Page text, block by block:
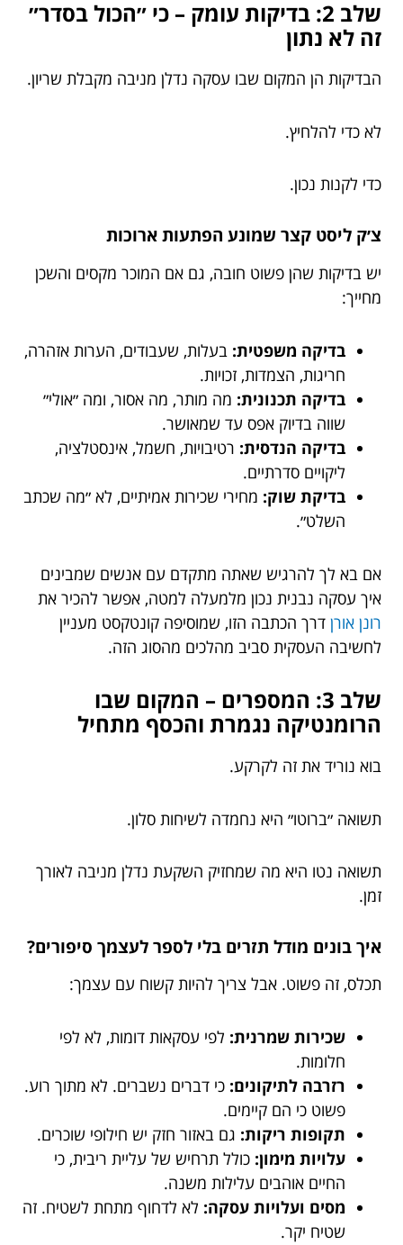
שלב 2: בדיקות עומק – כי ״הכול בסדר״
זה לא נתון
הבדיקות הן המקום שבו עסקה נדלן מניבה מקבלת שריון.
לא כדי להלחיץ.
כדי לקנות נכון.
צ׳ק ליסט קצר שמונע הפתעות ארוכות
יש בדיקות שהן פשוט חובה, גם אם המוכר מקסים והשכן
מחייך:
בדיקה משפטית: בעלות, שעבודים, הערות אזהרה,
חריגות, הצמדות, זכויות.
בדיקה תכנונית: מה מותר, מה אסור, ומה ״אולי״
שווה בדיוק אפס עד שמאושר.
בדיקה הנדסית: רטיבויות, חשמל, אינסטלציה,
ליקויים סדרתיים.
בדיקת שוק: מחירי שכירות אמיתיים, לא ״מה שכתב
השלט״.
אם בא לך להרגיש שאתה מתקדם עם אנשים שמבינים
איך עסקה נבנית נכון מלמעלה למטה, אפשר להכיר את
רונן אורן דרך הכתבה הזו, שמוסיפה קונטקסט מעניין
לחשיבה העסקית סביב מהלכים מהסוג הזה.
שלב 3: המספרים – המקום שבו
הרומנטיקה נגמרת והכסף מתחיל
בוא נוריד את זה לקרקע.
תשואה ״ברוטו״ היא נחמדה לשיחות סלון.
תשואה נטו היא מה שמחזיק השקעת נדלן מניבה לאורך
זמן.
איך בונים מודל תזרים בלי לספר לעצמך סיפורים?
תכלס, זה פשוט. אבל צריך להיות קשוח עם עצמך:
שכירות שמרנית: לפי עסקאות דומות, לא לפי
חלומות.
רזרבה לתיקונים: כי דברים נשברים. לא מתוך רוע.
פשוט כי הם קיימים.
תקופות ריקות: גם באזור חזק יש חילופי שוכרים.
עלויות מימון: כולל תרחיש של עליית ריבית, כי
החיים אוהבים עלילות משנה.
מסים ועלויות עסקה: לא לדחוף מתחת לשטיח. זה
שטיח יקר.